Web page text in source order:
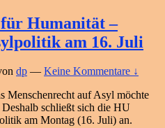
Humanität –
am 16. Juli
dp — Keine Kommentare ↓
Menschenrecht auf Asyl möchte
schließt sich die HU
am Montag (16. Juli) an.